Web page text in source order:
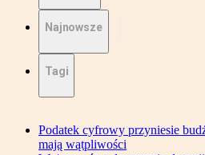
Najnowsze
Tagi
Podatek cyfrowy przyniesie
mają wątpliwości